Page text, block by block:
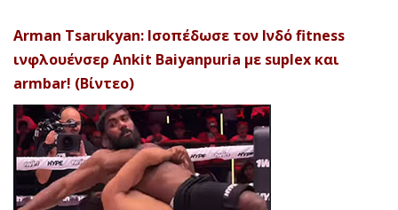
Arman Tsarukyan: Ισοπέδωσε τον Ινδό fitness
ινφλουένσερ Ankit Baiyanpuria με suplex και
armbar! (Βίντεο)